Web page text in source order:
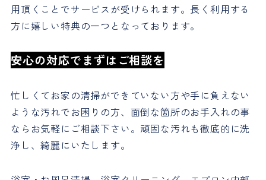
用頂くことでサービスが受けられます。長く利用する
方に嬉しい特典の一つとなっております。
安心の対応でまずはご相談を
忙しくてお家の清掃ができていない方や手に負えない
ような汚れでお困りの方、面倒な箇所のお手入れの事
ならお気軽にご相談下さい。頑固な汚れも徹底的に洗
浄し、綺麗にいたします。